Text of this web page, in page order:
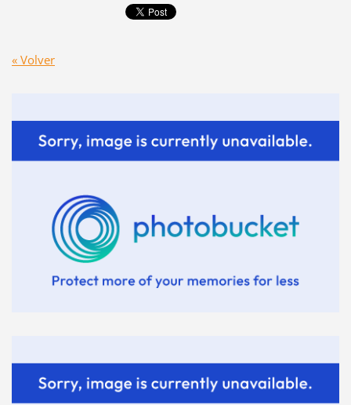
« Volver